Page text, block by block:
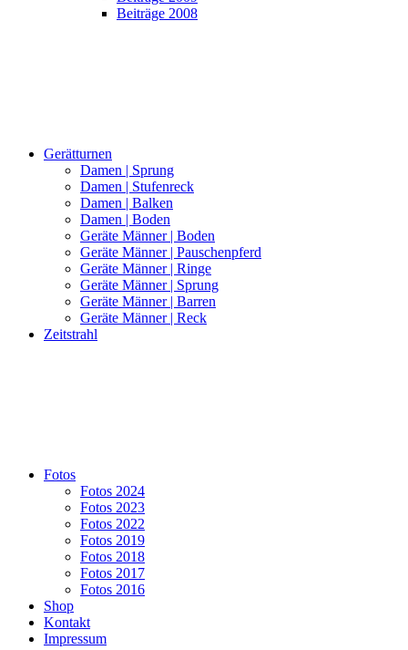
Beiträge 2008
Gerätturnen
Damen | Sprung
Damen | Stufenreck
Damen | Balken
Damen | Boden
Geräte Männer | Boden
Geräte Männer | Pauschenpferd
Geräte Männer | Ringe
Geräte Männer | Sprung
Geräte Männer | Barren
Geräte Männer | Reck
Zeitstrahl
Fotos
Fotos 2024
Fotos 2023
Fotos 2022
Fotos 2019
Fotos 2018
Fotos 2017
Fotos 2016
Shop
Kontakt
Impressum